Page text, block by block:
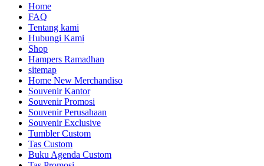
Home
FAQ
Tentang kami
Hubungi Kami
Shop
Hampers Ramadhan
sitemap
Home New Merchandiso
Souvenir Kantor
Souvenir Promosi
Souvenir Perusahaan
Souvenir Exclusive
Tumbler Custom
Tas Custom
Buku Agenda Custom